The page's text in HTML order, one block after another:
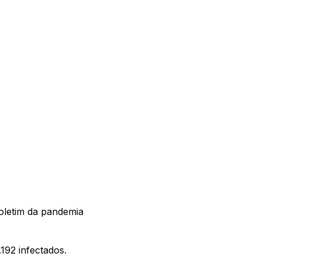
da pandemia
infectados.